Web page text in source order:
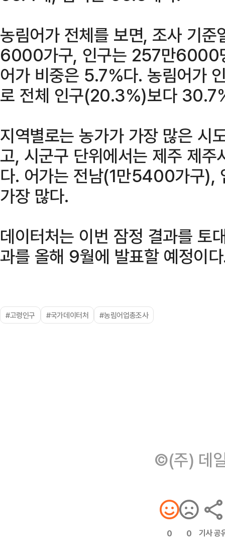
농림어가 전체를 보면, 조사 기
6000가구, 인구는 257만6000
어가 비중은 5.7%다. 농림어가
로 전체 인구(20.3%)보다
지역별로는 농가가 가장 많은
고, 시군구 단위에서는 제주 제
다. 어가는 전남(1만5400가구),
가장 많다.
데이터처는 이번 잠정 결과를 토
과를 올해 9월에 발표할 예정이
#고령인구 #국가데이터처 #농림어업총조사
©(주) 데
0 0 기사 공